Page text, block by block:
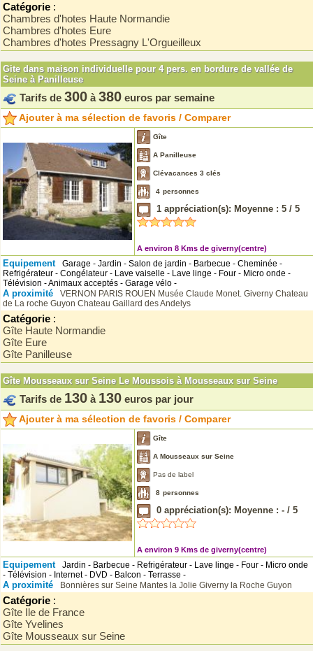
Catégorie :
Chambres d'hotes Haute Normandie
Chambres d'hotes Eure
Chambres d'hotes Pressagny L'Orgueilleux
Gite dans maison individuelle pour 4 pers. en bordure de vallée de
Seine à Panilleuse
Tarifs de 300 à 380 euros par semaine
Ajouter à ma sélection de favoris / Comparer
Gîte
A Panilleuse
Clévacances 3 clés
4 personnes
1 appréciation(s): Moyenne : 5 / 5
A environ 8 Kms de giverny(centre)
Equipement
Garage - Jardin - Salon de jardin - Barbecue - Cheminée -
Refrigérateur - Congélateur - Lave vaiselle - Lave linge - Four - Micro onde -
Télévision - Animaux acceptés - Garage vélo -
A proximité VERNON PARIS ROUEN Musée Claude Monet. Giverny Chateau
de La roche Guyon Chateau Gaillard des Andelys
Catégorie :
Gîte Haute Normandie
Gîte Eure
Gîte Panilleuse
Gîte Mousseaux sur Seine Le Moussois à Mousseaux sur Seine
Tarifs de 130 à 130 euros par jour
Ajouter à ma sélection de favoris / Comparer
Gîte
A Mousseaux sur Seine
Pas de label
8 personnes
0 appréciation(s): Moyenne : - / 5
A environ 9 Kms de giverny(centre)
Equipement
Jardin - Barbecue - Refrigérateur - Lave linge - Four - Micro onde
- Télévision - Internet - DVD - Balcon - Terrasse -
A proximité Bonnières sur Seine Mantes la Jolie Giverny la Roche Guyon
Catégorie :
Gîte Ile de France
Gîte Yvelines
Gîte Mousseaux sur Seine